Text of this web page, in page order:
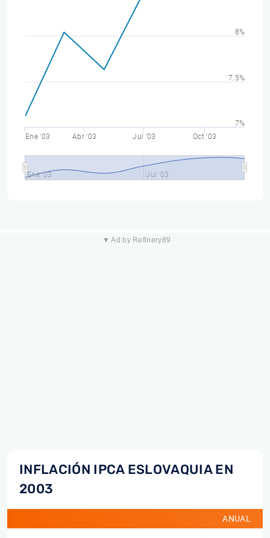
Ene '03 Abr '03 Jul '03 Oct '03
Ene '03 Jul '03
7%
7.5%
8%
▼ Ad by Refinery89
INFLACIÓN IPCA ESLOVAQUIA EN
2003
ANUAL